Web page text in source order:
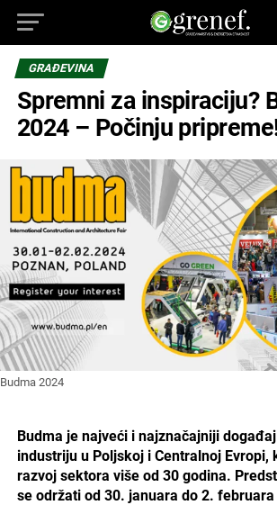
GRAĐEVINA
Spremni za inspiraciju?
2024 – Počinju
Budma 2024
Budma je najveći i najznačajniji
industriju u Poljskoj i Centralnoj Evropi,
razvoj sektora više od 30 godina.
se održati od 30. januara do 2.